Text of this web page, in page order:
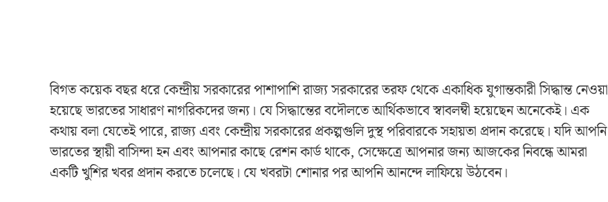
বিগত কয়েক বছর ধরে কেন্দ্রীয় সরকারের পাশাপাশি রাজ্য সরকারের তরফ থেকে একাধিক যুগান্তকারী সিদ্ধান্ত নেওয়া
হয়েছে ভারতের সাধারণ নাগরিকদের জন্য। যে সিদ্ধান্তের বদৌলতে আর্থিকভাবে স্বাবলম্বী হয়েছেন অনেকেই। এক
কথায় বলা যেতেই পারে, রাজ্য এবং কেন্দ্রীয় সরকারের প্রকল্পগুলি দুস্থ পরিবারকে সহায়তা প্রদান করেছে। যদি আপনি
ভারতের স্থায়ী বাসিন্দা হন এবং আপনার কাছে রেশন কার্ড থাকে, সেক্ষেত্রে আপনার জন্য আজকের নিবন্ধে আমরা
একটি খুশির খবর প্রদান করতে চলেছে। যে খবরটা শোনার পর আপনি আনন্দে লাফিয়ে উঠবেন।